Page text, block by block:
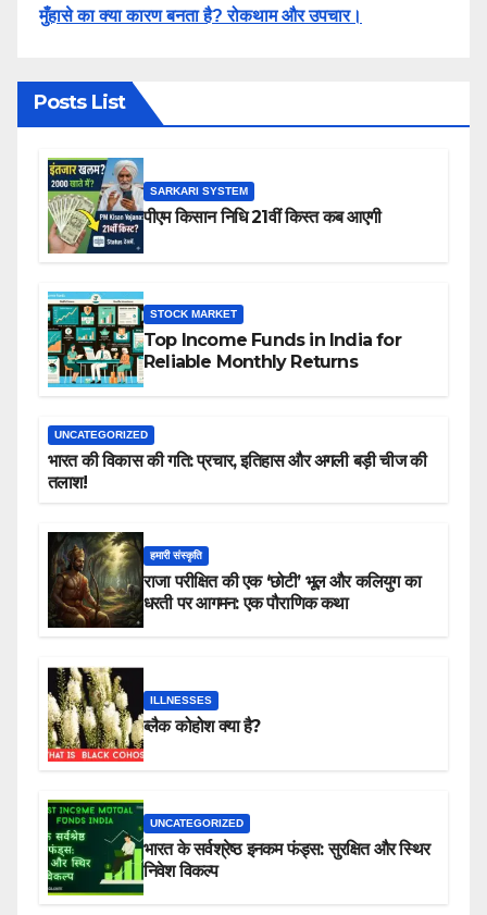
मुँहासे का क्या कारण बनता है? रोकथाम और उपचार।
Posts List
SARKARI SYSTEM
पीएम किसान निधि 21वीं किस्त कब आएगी
STOCK MARKET
Top Income Funds in India for
Reliable Monthly Returns
UNCATEGORIZED
भारत की विकास की गति: प्रचार, इतिहास और अगली बड़ी चीज की
तलाश!
हमारी संस्कृति
राजा परीक्षित की एक ‘छोटी’ भूल और कलियुग का
धरती पर आगमन: एक पौराणिक कथा
ILLNESSES
ब्लैक कोहोश क्या है?
UNCATEGORIZED
भारत के सर्वश्रेष्ठ इनकम फंड्स: सुरक्षित और स्थिर
निवेश विकल्प